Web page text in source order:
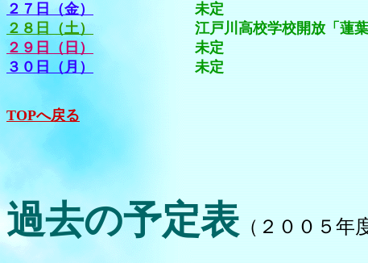
２７日（金）
未定
２８日（土）
江戸川高校学校開放「蓮葉弓友
２９日（日）
未定
３０日（月）
未定
TOPへ戻る
過去の予定表 （２００５年